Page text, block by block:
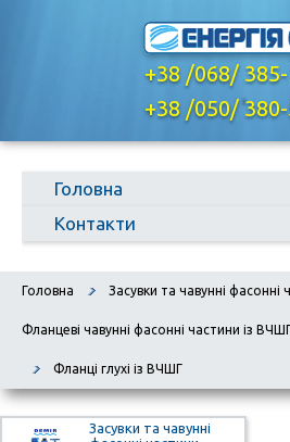
+38 /068/
,
+38 /050/
Головна
Контакти
Головна Засувки та чавунні фасонні
Фланцеві чавунні фасонні частини із
Фланці глухі із ВЧШГ
Засувки та чавунні